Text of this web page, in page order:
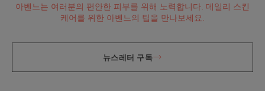
아벤느는 여러분의 편안한 피부를 위해 노력합니다. 데일리 스킨
케어를 위한 아벤느의 팁을 만나보세요.
뉴스레터 구독